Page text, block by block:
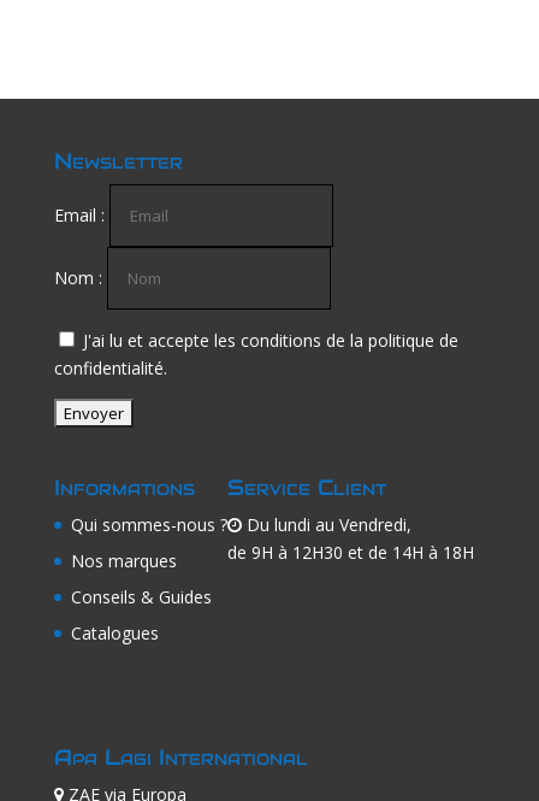
Newsletter
Email :
Nom :
J'ai lu et accepte les conditions de la politique de
confidentialité.
Informations
Qui sommes-nous ?
Nos marques
Conseils & Guides
Catalogues
Service Client
Du lundi au Vendredi,
de 9H à 12H30 et de 14H à 18H
Apa Lagi International
ZAE via Europa